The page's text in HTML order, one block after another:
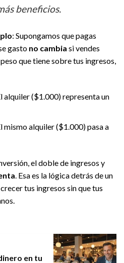
beneficios.
: Supongamos que pagas
gasto no cambia si vendes
que tiene sobre tus ingresos,
($1.000) representa un
alquiler ($1.000) pasa a
el doble de ingresos y
. Esa es la lógica detrás de un
tus ingresos sin que tus
en tu